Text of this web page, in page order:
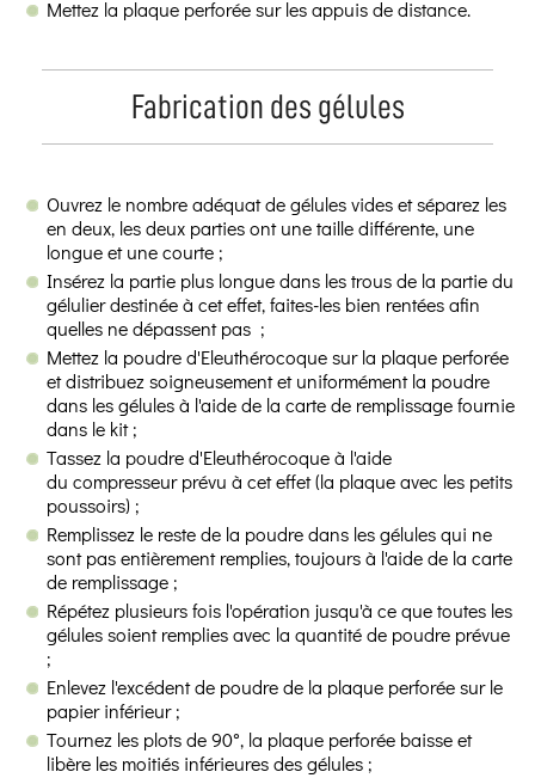
Mettez la plaque perforée sur les appuis de distance.
Fabrication des gélules
Ouvrez le nombre adéquat de gélules vides et séparez les
en deux, les deux parties ont une taille différente, une
longue et une courte ;
Insérez la partie plus longue dans les trous de la partie du
gélulier destinée à cet effet, faites-les bien rentées afin
quelles ne dépassent pas ;
Mettez la poudre d'Eleuthérocoque sur la plaque perforée
et distribuez soigneusement et uniformément la poudre
dans les gélules à l'aide de la carte de remplissage fournie
dans le kit ;
Tassez la poudre d'Eleuthérocoque à l'aide
du compresseur prévu à cet effet (la plaque avec les petits
poussoirs) ;
Remplissez le reste de la poudre dans les gélules qui ne
sont pas entièrement remplies, toujours à l'aide de la carte
de remplissage ;
Répétez plusieurs fois l'opération jusqu'à ce que toutes les
gélules soient remplies avec la quantité de poudre prévue
;
Enlevez l'excédent de poudre de la plaque perforée sur le
papier inférieur ;
Tournez les plots de 90°, la plaque perforée baisse et
libère les moitiés inférieures des gélules ;